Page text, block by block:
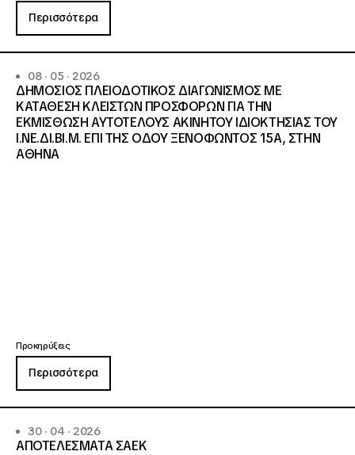
Περισσότερα
08 · 05 · 2026
ΔΗΜΟΣΙΟΣ ΠΛΕΙΟΔΟΤΙΚΟΣ ΔΙΑΓΩΝΙΣΜΟΣ ΜΕ
ΚΑΤΑΘΕΣΗ ΚΛΕΙΣΤΩΝ ΠΡΟΣΦΟΡΩΝ ΓΙΑ ΤΗΝ
ΕΚΜΙΣΘΩΣΗ ΑΥΤΟΤΕΛΟΥΣ ΑΚΙΝΗΤΟΥ ΙΔΙΟΚΤΗΣΙΑΣ ΤΟΥ
Ι.ΝΕ.ΔΙ.ΒΙ.Μ. ΕΠΙ ΤΗΣ ΟΔΟΥ ΞΕΝΟΦΩΝΤΟΣ 15Α, ΣΤΗΝ
ΑΘΗΝΑ
Προκηρύξεις
Περισσότερα
30 · 04 · 2026
ΑΠΟΤΕΛΕΣΜΑΤΑ ΣΑΕΚ